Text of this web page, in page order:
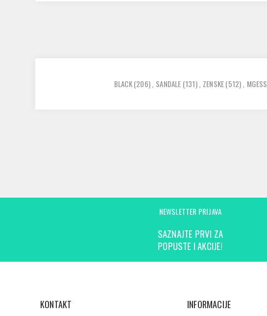
BLACK(206), SANDALE (131), ZENSKE(512), MGESS
NEWSLETTER PRIJAVA
SAZNAJTE PRVI ZA
POPUSTE I AKCIJE!
KONTAKT INFORMACIJE